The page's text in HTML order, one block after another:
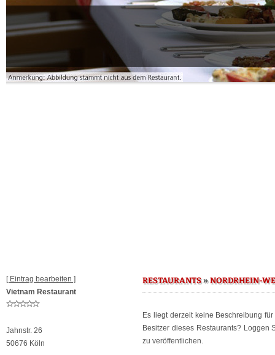
[ Eintrag bearbeiten ]
Vietnam Restaurant
Jahnstr. 26
50676 Köln
RESTAURANTS»NORDRHEIN-
Es liegt derzeit keine Beschreibung
Besitzer dieses Restaurants? Loggen
zu veröffentlichen.